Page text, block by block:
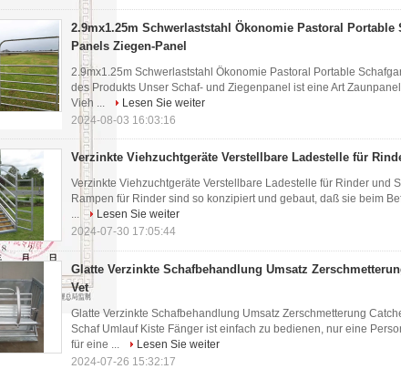
2.9mx1.25m Schwerlaststahl Ökonomie Pastoral Portable
Panels Ziegen-Panel
2.9mx1.25m Schwerlaststahl Ökonomie Pastoral Portable
des Produkts Unser Schaf- und Ziegenpanel ist eine Art
Vieh ...
Lesen Sie weiter
2024-08-03 16:03:16
Verzinkte Viehzuchtgeräte Verstellbare Ladestelle für
Verzinkte Viehzuchtgeräte Verstellbare Ladestelle für Rinder und
Rampen für Rinder sind so konzipiert und gebaut, daß sie beim
...
Lesen Sie weiter
2024-07-30 17:05:44
Glatte Verzinkte Schafbehandlung Umsatz
Vet
Glatte Verzinkte Schafbehandlung Umsatz Zerschmetterung
Schaf Umlauf Kiste Fänger ist einfach zu bedienen, nur eine
für eine ...
Lesen Sie weiter
2024-07-26 15:32:17